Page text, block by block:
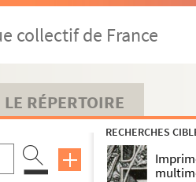
collectif de France
LE RÉPERTOIRE
RECHERCHES
de Jésus et Marie
de Jésus et Marie
de Jésus et Marie
de Jésus et Marie
de Jésus et Marie
de Jésus et Marie